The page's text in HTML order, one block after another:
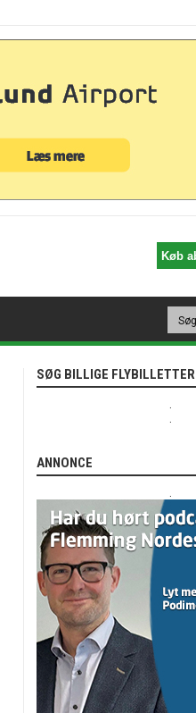
SØG BILLIGE FLYBILLETTER
ANNONCE